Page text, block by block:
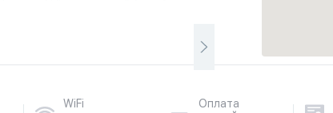
WiFi
Оплата